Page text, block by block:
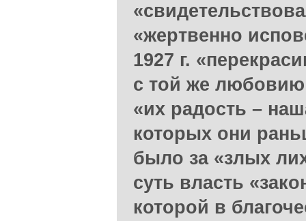
«жертвенно
1927 г.
с той же любовию
«их радость –
которых они
было за «злых
суть власть
которой в